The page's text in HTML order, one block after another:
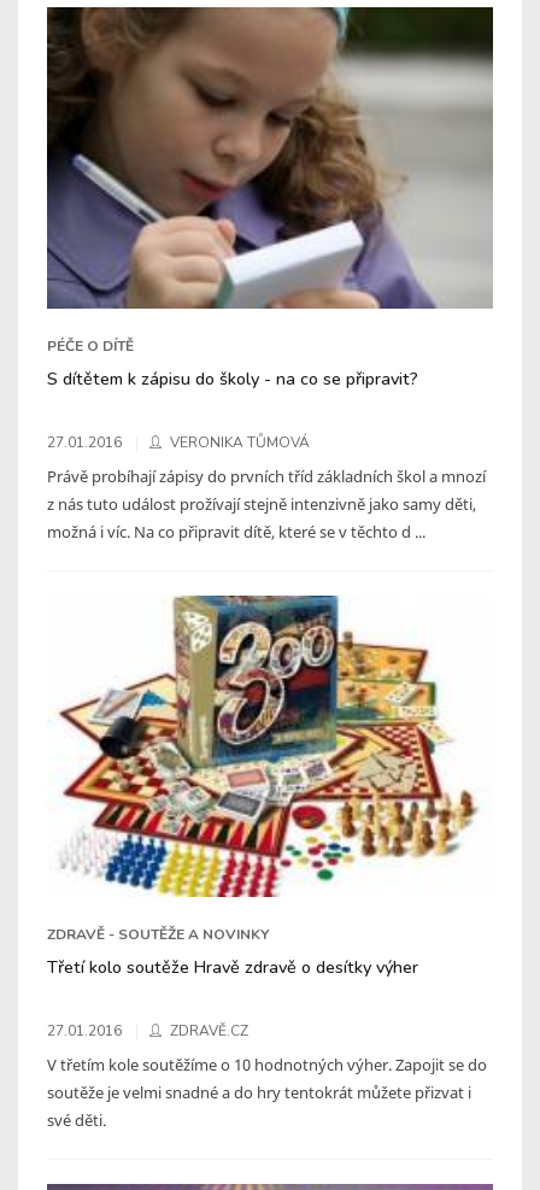
PÉČE O DÍTĚ
S dítětem k zápisu do školy - na co se připravit?
27.01.2016 VERONIKA TŮMOVÁ
Právě probíhají zápisy do prvních tříd základních škol a mnozí
z nás tuto událost prožívají stejně intenzivně jako samy děti,
možná i víc. Na co připravit dítě, které se v těchto d ...
ZDRAVĚ - SOUTĚŽE A NOVINKY
Třetí kolo soutěže Hravě zdravě o desítky výher
27.01.2016 ZDRAVĚ.CZ
V třetím kole soutěžíme o 10 hodnotných výher. Zapojit se do
soutěže je velmi snadné a do hry tentokrát můžete přizvat i
své děti.